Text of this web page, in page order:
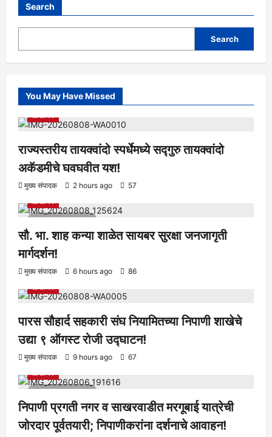
Search
Search
You May Have Missed
आरोग्य क्रीडा ताज्या बातम्या
राज्यस्तरीय तायक्वांदो स्पर्धेमध्ये सद्गुरु तायक्वांदो
अकॅडमीचे घवघवीत यश!
मुख्य संपादक 2 hours ago 57
1 minute read
आरोग्य क्रीडा ताज्या बातम्या निपाणी परिसर
सौ. भा. शाह कन्या शाळेत सायबर सुरक्षा जनजागृती
मार्गदर्शन!
मुख्य संपादक 6 hours ago 86
आरोग्य क्रीडा ताज्या बातम्या निपाणी परिसर
पारस सौहार्द सहकारी संघ नियामितच्या निपाणी शाखेचे
उद्या ९ ऑगस्ट रोजी उद्घाटन!
मुख्य संपादक 9 hours ago 67
1 minute read
आरोग्य क्रीडा ताज्या बातम्या निपाणी परिसर
निपाणी प्रगती नगर व साखरवाडीत मरगूबाई यात्रेची
जोरदार पूर्वतयारी; निपाणीकरांना दर्शनाचे आवाहन!